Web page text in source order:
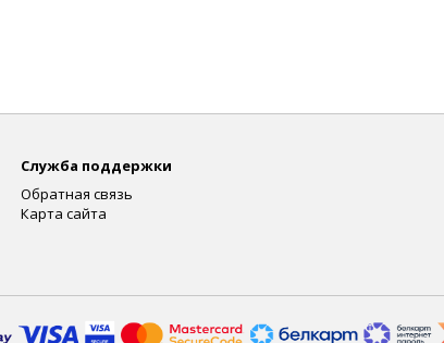
Служба поддержки
Обратная связь
Карта сайта